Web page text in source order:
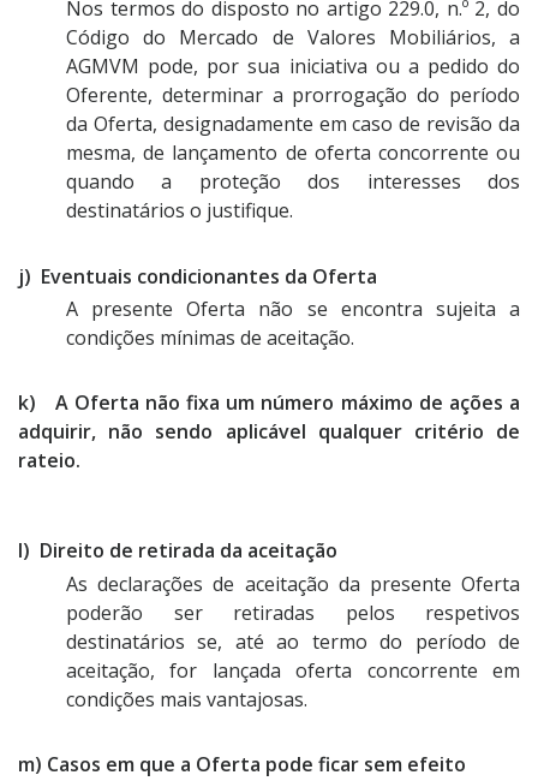
Nos termos do disposto no artigo 229.0, n.º 2, do
Código do Mercado de Valores Mobiliários, a
AGMVM pode, por sua iniciativa ou a pedido do
Oferente, determinar a prorrogação do período
da Oferta, designadamente em caso de revisão da
mesma, de lançamento de oferta concorrente ou
quando a proteção dos interesses dos
destinatários o justifique.
j) Eventuais condicionantes da Oferta
A presente Oferta não se encontra sujeita a
condições mínimas de aceitação.
k) A Oferta não fixa um número máximo de ações a
adquirir, não sendo aplicável qualquer critério de
rateio.
l) Direito de retirada da aceitação
As declarações de aceitação da presente Oferta
poderão ser retiradas pelos respetivos
destinatários se, até ao termo do período de
aceitação, for lançada oferta concorrente em
condições mais vantajosas.
m) Casos em que a Oferta pode ficar sem efeito